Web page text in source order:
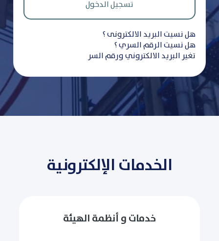
هل نسيت البريد الالكترونى ؟
هل نسيت الرقم السري ؟
تغير البريد الالكتروني ورقم السر
الخدمات الإلكترونية
خدمات و أنظمة الهيئة